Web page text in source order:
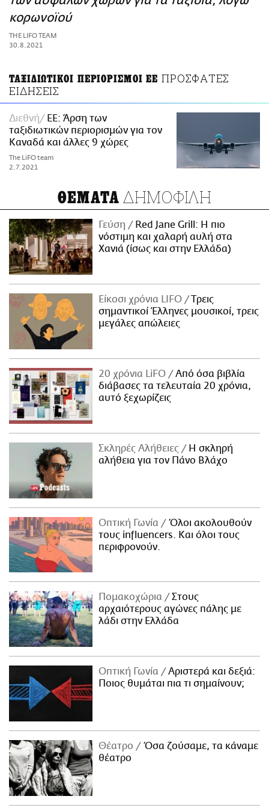
ΑΜΠΑ
PRINT
κορωνοϊού
THE LIFO TEAM
30.8.2021
ΤΑΞΙΔΙΩΤΙΚΟΙ ΠΕΡΙΟΡΙΣΜΟΙ ΕΕ ΠΡΟΣΦΑΤΕΣ
ΕΙΔΗΣΕΙΣ
Διεθνή
EE: Άρση των
ταξιδιωτικών περιορισμών για τον
Καναδά και άλλες 9 χώρες
The LiFO team
2.7.2021
ΘΕΜΑΤΑ ΔΗΜΟΦΙΛΗ
Γεύση
Red Jane Grill: Η πιο
νόστιμη και χαλαρή αυλή στα
Χανιά (ίσως και στην Ελλάδα)
Είκοσι χρόνια LIFO
Tρεις
σημαντικοί Έλληνες μουσικοί, τρεις
μεγάλες απώλειες
20 χρόνια LiFO
Από όσα βιβλία
διάβασες τα τελευταία 20 χρόνια,
αυτό ξεχωρίζεις
Σκληρές Αλήθειες
H σκληρή
αλήθεια για τον Πάνο Βλάχο
Οπτική Γωνία
Όλοι ακολουθούν
τους influencers. Και όλοι τους
περιφρονούν.
Πομακοχώρια
Στους
αρχαιότερους αγώνες πάλης με
λάδι στην Ελλάδα
Οπτική Γωνία
Αριστερά και δεξιά:
Ποιος θυμάται πια τι σημαίνουν;
Θέατρο
Όσα ζούσαμε, τα κάναμε
θέατρο